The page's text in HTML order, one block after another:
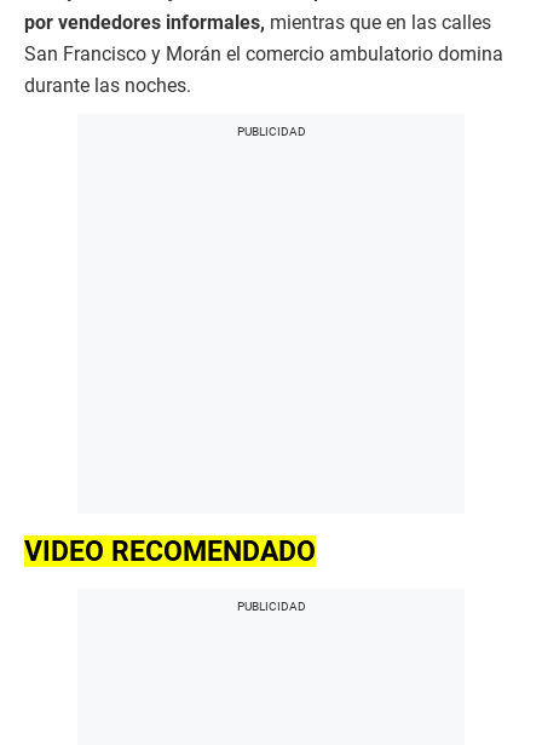
por vendedores informales, mientras que en las calles
San Francisco y Morán el comercio ambulatorio domina
durante las noches.
VIDEO RECOMENDADO